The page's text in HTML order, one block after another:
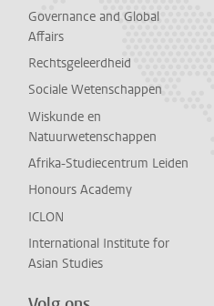
Governance and Global
Affairs
Rechtsgeleerdheid
Sociale Wetenschappen
Wiskunde en
Natuurwetenschappen
Afrika-Studiecentrum Leiden
Honours Academy
ICLON
International Institute for
Asian Studies